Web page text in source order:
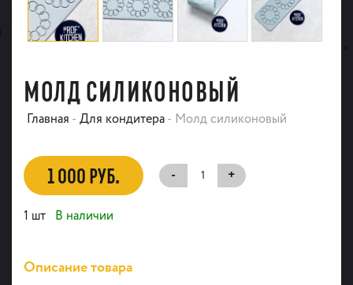
МОЛД СИЛИКОНОВЫЙ
Главная - Для кондитера- Молд силиконовый
1 000 РУБ. - +
1 шт В наличии
Описание товара